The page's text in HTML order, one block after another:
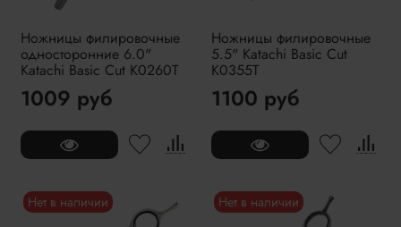
Ножницы филировочные
односторонние 6.0"
Katachi Basic Cut K0260T
1009 руб
Ножницы филировочные
5.5" Katachi Basic Cut
K0355T
1100 руб
Нет в наличии Нет в наличии